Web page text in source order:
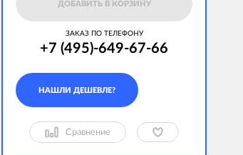
ДОБАВИТЬ В КОРЗИНУ
ЗАКАЗ ПО ТЕЛЕФОНУ
+7 (495)-649-67-66
Сравнение